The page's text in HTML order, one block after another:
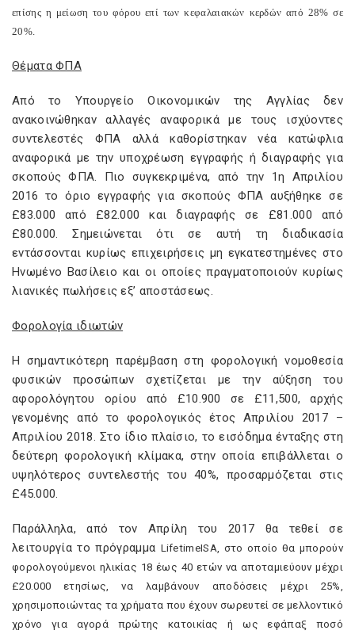
επίσης η μείωση του φόρου επί των κεφαλαιακών κερδών από 28% σε
20%.
Θέματα ΦΠΑ
Από το Υπουργείο Οικονομικών της Αγγλίας δεν
ανακοινώθηκαν αλλαγές αναφορικά με τους ισχύοντες
συντελεστές ΦΠΑ αλλά καθορίστηκαν νέα κατώφλια
αναφορικά με την υποχρέωση εγγραφής ή διαγραφής για
σκοπούς ΦΠΑ. Πιο συγκεκριμένα, από την 1η Απριλίου
2016 το όριο εγγραφής για σκοπούς ΦΠΑ αυξήθηκε σε
£83.000 από £82.000 και διαγραφής σε £81.000 από
£80.000. Σημειώνεται ότι σε αυτή τη διαδικασία
εντάσσονται κυρίως επιχειρήσεις μη εγκατεστημένες στο
Ηνωμένο Βασίλειο και οι οποίες πραγματοποιούν κυρίως
λιανικές πωλήσεις εξ’ αποστάσεως.
Φορολογία ιδιωτών
Η σημαντικότερη παρέμβαση στη φορολογική νομοθεσία
φυσικών προσώπων σχετίζεται με την αύξηση του
αφορολόγητου ορίου από £10.900 σε £11,500, αρχής
γενομένης από το φορολογικός έτος Απριλίου 2017 –
Απριλίου 2018. Στο ίδιο πλαίσιο, το εισόδημα ένταξης στη
δεύτερη φορολογική κλίμακα, στην οποία επιβάλλεται ο
υψηλότερος συντελεστής του 40%, προσαρμόζεται στις
£45.000.
Παράλληλα, από τον Απρίλη του 2017 θα τεθεί σε
λειτουργία το πρόγραμμα LifetimeISA, στο οποίο θα μπορούν
φορολογούμενοι ηλικίας 18 έως 40 ετών να αποταμιεύουν μέχρι
£20.000 ετησίως, να λαμβάνουν αποδόσεις μέχρι 25%,
χρησιμοποιώντας τα χρήματα που έχουν σωρευτεί σε μελλοντικό
χρόνο για αγορά πρώτης κατοικίας ή ως εφάπαξ ποσό